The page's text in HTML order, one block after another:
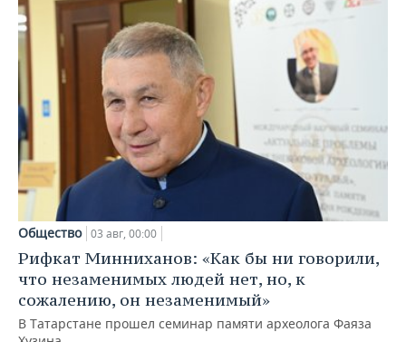
Общество 03 авг, 00:00
Рифкат Минниханов: «Как бы ни говорили,
что незаменимых людей нет, но, к
сожалению, он незаменимый»
В Татарстане прошел семинар памяти археолога Фаяза